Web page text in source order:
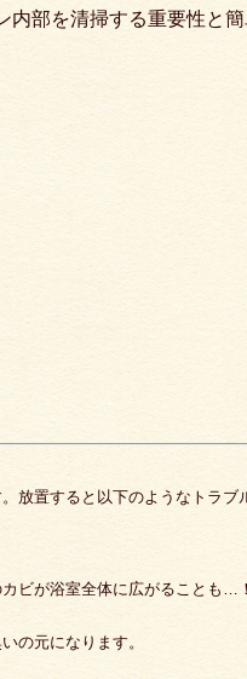
部を清掃する重要性と
放置すると以下のようなトラブ
ビが浴室全体に広がることも…！
の元になります。